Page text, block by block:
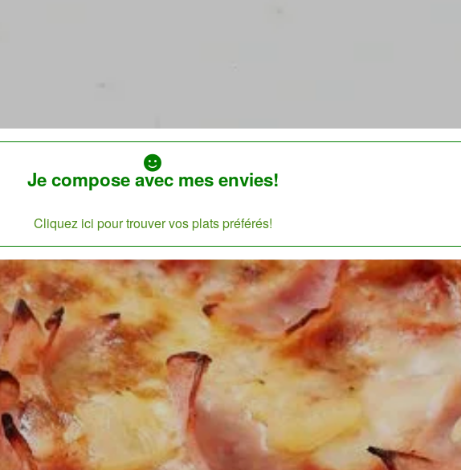
Je compose avec mes envies!
Cliquez ici pour trouver vos plats préférés!